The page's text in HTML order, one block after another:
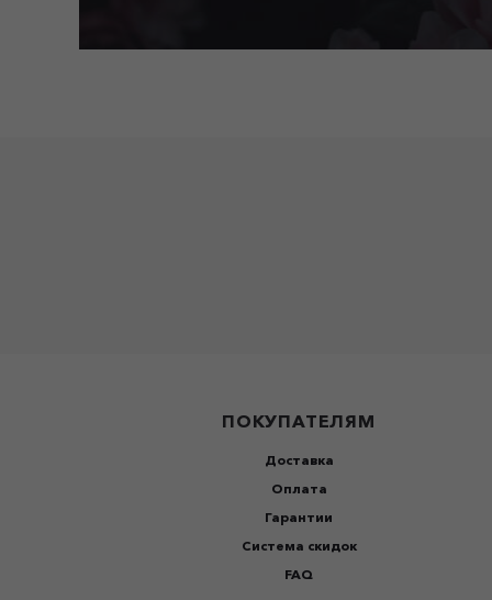
ПОКУПАТЕЛЯМ
Доставка
Оплата
Гарантии
Система скидок
FAQ